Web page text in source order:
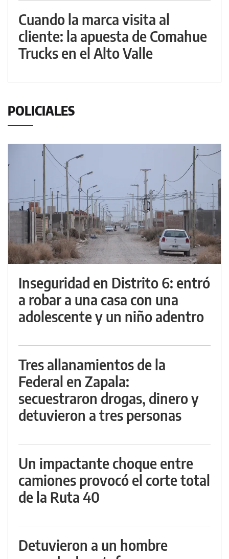
Cuando la marca visita al
cliente: la apuesta de Comahue
Trucks en el Alto Valle
POLICIALES
Inseguridad en Distrito 6: entró
a robar a una casa con una
adolescente y un niño adentro
Tres allanamientos de la
Federal en Zapala:
secuestraron drogas, dinero y
detuvieron a tres personas
Un impactante choque entre
camiones provocó el corte total
de la Ruta 40
Detuvieron a un hombre